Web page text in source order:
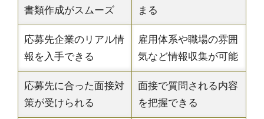
書類作成がスムーズ
まる
応募先企業のリアル情
報を入手できる
雇用体系や職場の雰囲
気など情報収集が可能
応募先に合った面接対
策が受けられる
面接で質問される内容
を把握できる